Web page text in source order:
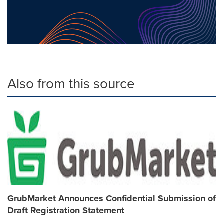
Also from this source
GrubMarket Announces Confidential Submission of
Draft Registration Statement